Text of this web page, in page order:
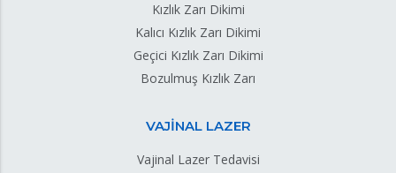
Kızlık Zarı Dikimi
Kalıcı Kızlık Zarı Dikimi
Geçici Kızlık Zarı Dikimi
Bozulmuş Kızlık Zarı
VAJİNAL LAZER
Vajinal Lazer Tedavisi